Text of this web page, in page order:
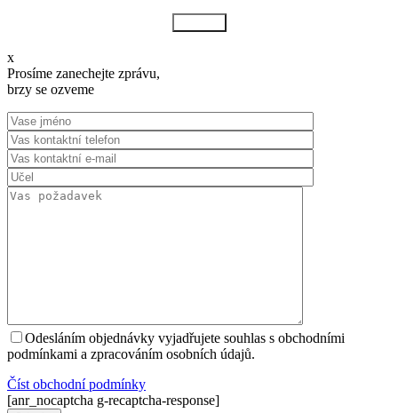
x
Prosíme zanechejte zprávu,
brzy se ozveme
Odesláním objednávky vyjadřujete souhlas s obchodními
podmínkami a zpracováním osobních údajů.
Číst оbchodní podmínky
[anr_nocaptcha g-recaptcha-response]